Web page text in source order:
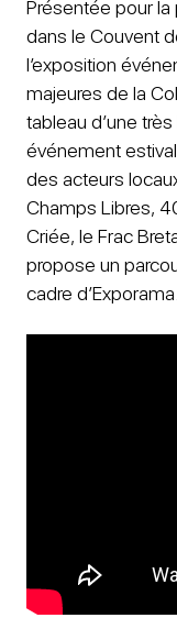
Présentée pour la
dans le Couvent
l’exposition
majeures de la
tableau d’une
événement
des acteurs
Champs Libres,
Criée, le Frac
propose un
cadre d’Exporama.